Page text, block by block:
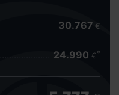
30.767 €
24.990 €